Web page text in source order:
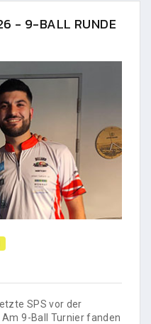
- 9-BALL RUNDE
SPS vor der
9-Ball Turnier fanden